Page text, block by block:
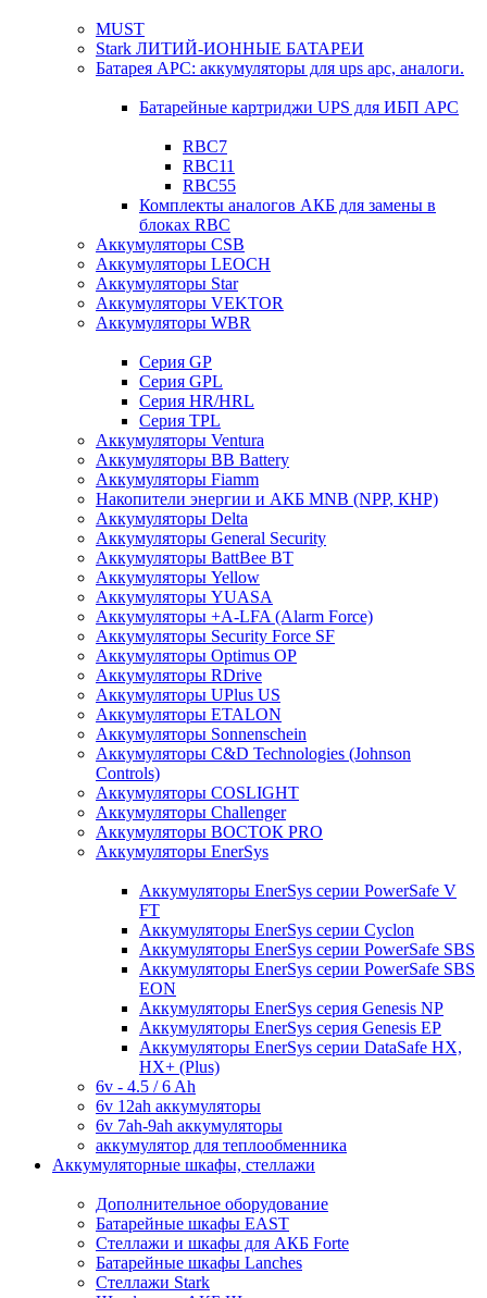
MUST
Stark ЛИТИЙ-ИОННЫЕ БАТАРЕИ
Батарея APC: аккумуляторы для ups apc, аналоги.
Батарейные картриджи UPS для ИБП APC
RBC7
RBC11
RBC55
Комплекты аналогов АКБ для замены в
блоках RBC
Аккумуляторы CSB
Аккумуляторы LEOCH
Аккумуляторы Star
Аккумуляторы VEKTOR
Аккумуляторы WBR
Cерия GP
Серия GPL
Серия HR/HRL
Серия TPL
Аккумуляторы Ventura
Аккумуляторы BB Battery
Аккумуляторы Fiamm
Накопители энергии и АКБ MNB (NPP, КНР)
Аккумуляторы Delta
Аккумуляторы General Security
Аккумуляторы BattBee BT
Аккумуляторы Yellow
Аккумуляторы YUASA
Аккумуляторы +A-LFA (Alarm Force)
Аккумуляторы Security Force SF
Аккумуляторы Optimus OP
Аккумуляторы RDrive
Аккумуляторы UPlus US
Аккумуляторы ETALON
Аккумуляторы Sonnenschein
Аккумуляторы С&D Technologies (Johnson
Controls)
Аккумуляторы COSLIGHT
Аккумуляторы Challenger
Аккумуляторы ВОСТОК PRO
Аккумуляторы EnerSys
Аккумуляторы EnerSys серии PowerSafe V
FT
Аккумуляторы EnerSys серии Cyclon
Аккумуляторы EnerSys серии PowerSafe SBS
Аккумуляторы EnerSys серии PowerSafe SBS
EON
Аккумуляторы EnerSys серия Genesis NP
Аккумуляторы EnerSys серия Genesis EP
Аккумуляторы EnerSys серии DataSafe HX,
HX+ (Plus)
6v - 4.5 / 6 Ah
6v 12ah аккумуляторы
6v 7ah-9ah аккумуляторы
аккумулятор для теплообменника
Аккумуляторные шкафы, стеллажи
Дополнительное оборудование
Батарейные шкафы EAST
Стеллажи и шкафы для АКБ Forte
Батарейные шкафы Lanches
Стеллажи Stark